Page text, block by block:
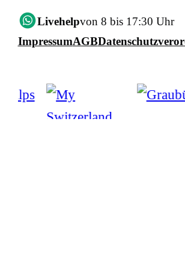
Livehelpvon 8 bis 17:30 Uhr
ImpressumAGB